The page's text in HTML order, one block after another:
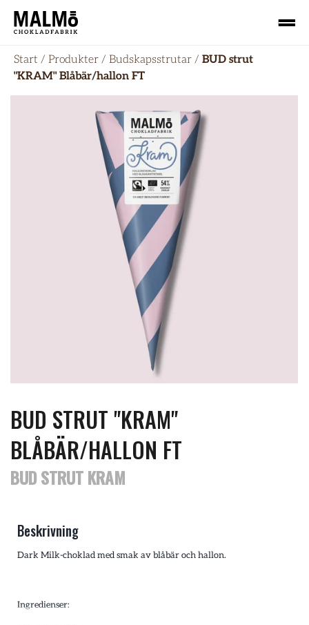
Start / Produkter / Budskapsstrutar / BUD strut
"KRAM" Blåbär/hallon FT
BUD STRUT "KRAM"
BLÅBÄR/HALLON FT
BUD STRUT KRAM
Beskrivning
Dark Milk-choklad med smak av blåbär och hallon.
Ingredienser: